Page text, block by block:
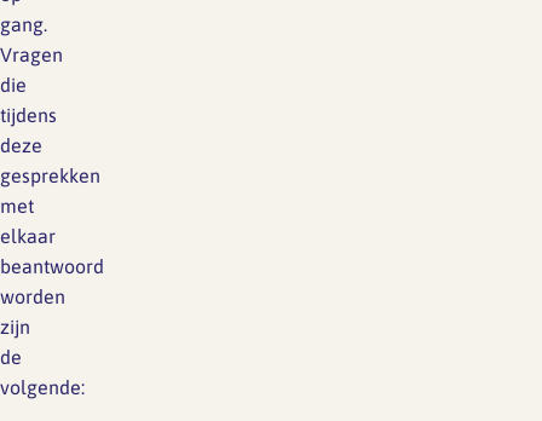
gang.
Vragen
die
tijdens
deze
gesprekken
met
elkaar
beantwoord
worden
zijn
de
volgende: